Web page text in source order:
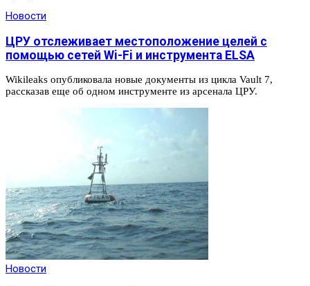
Новости
ЦРУ отслеживает местоположение целей с
помощью сетей Wi-Fi и инструмента ELSA
Wikileaks опубликовала новые документы из цикла Vault 7,
рассказав еще об одном инструменте из арсенала ЦРУ.
Новости